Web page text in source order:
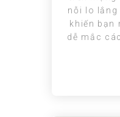
nỗi lo lắng
khiến bạn
dễ mắc